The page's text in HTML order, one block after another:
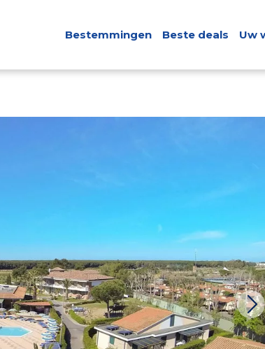
Bestemmingen Beste deals Uw